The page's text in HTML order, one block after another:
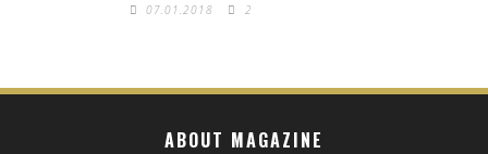
07.01.2018 2
ABOUT MAGAZINE